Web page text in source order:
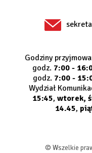
Godziny
godz. 7:00 -
godz. 7:00 -
Wydział
15:45, wtorek,
14.45,
© Wszelkie